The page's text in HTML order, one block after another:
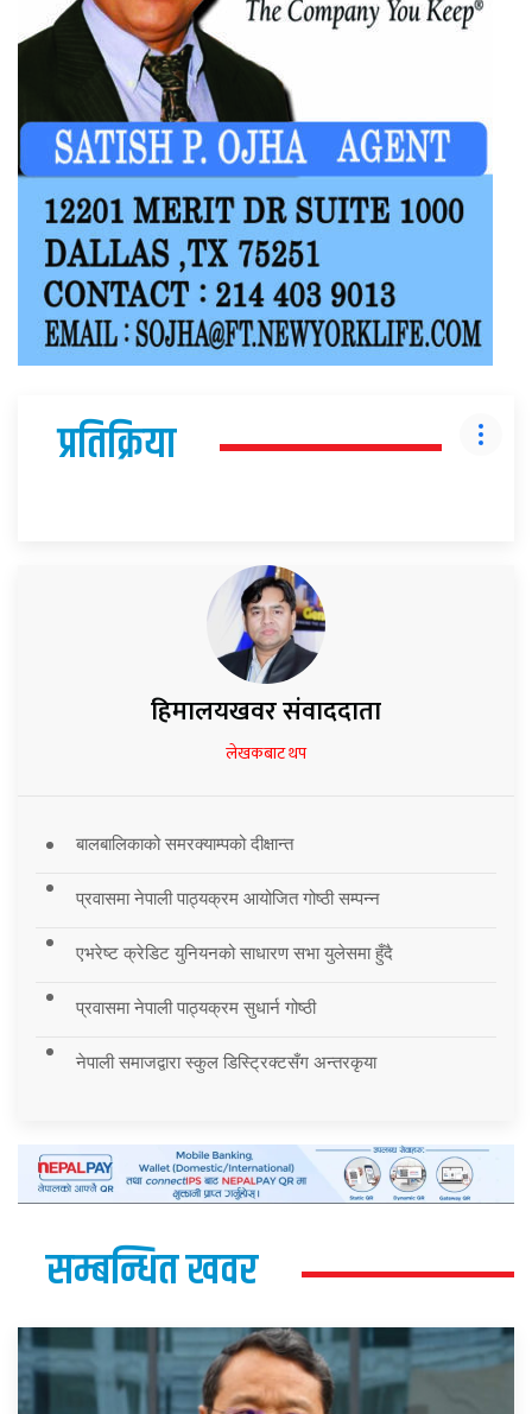
प्रतिक्रिया
हिमालयखवर संवाददाता
लेखकबाट थप
बालबालिकाको समरक्याम्पको दीक्षान्त
प्रवासमा नेपाली पाठ्यक्रम आयोजित गोष्ठी सम्पन्न
एभरेष्ट क्रेडिट युनियनको साधारण सभा युलेसमा हुँदै
प्रवासमा नेपाली पाठ्यक्रम सुधार्न गोष्ठी
नेपाली समाजद्वारा स्कुल डिस्ट्रिक्टसँग अन्तरकृया
सम्बन्धित खवर